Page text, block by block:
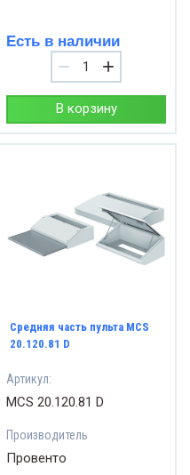
Есть в наличии
− +
В корзину
Средняя часть пульта MCS
20.120.81 D
Артикул:
MCS 20.120.81 D
Производитель
Провенто